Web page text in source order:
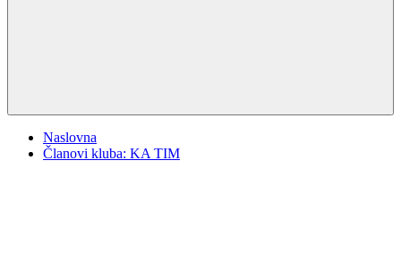
Naslovna
Članovi kluba: KA TIM